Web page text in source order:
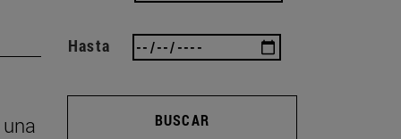
Hasta
BUSCAR